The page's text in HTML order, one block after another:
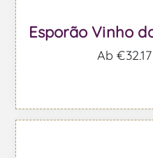
Esporão Vinho
Ab